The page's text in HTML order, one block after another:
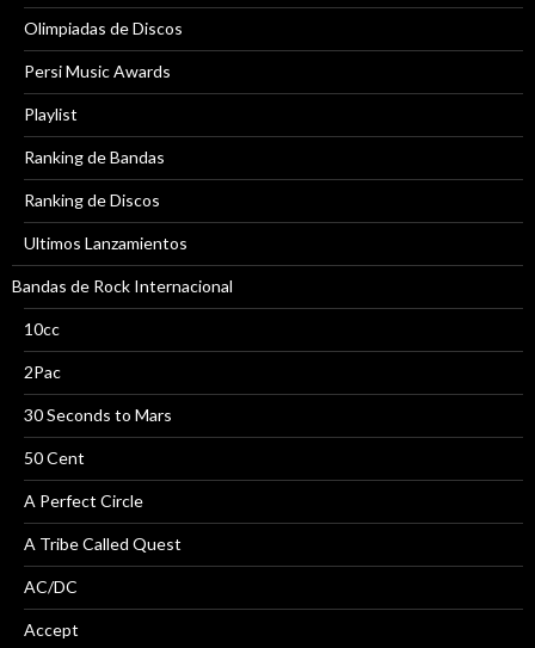
Olimpiadas de Discos
Persi Music Awards
Playlist
Ranking de Bandas
Ranking de Discos
Ultimos Lanzamientos
Bandas de Rock Internacional
10cc
2Pac
30 Seconds to Mars
50 Cent
A Perfect Circle
A Tribe Called Quest
AC/DC
Accept